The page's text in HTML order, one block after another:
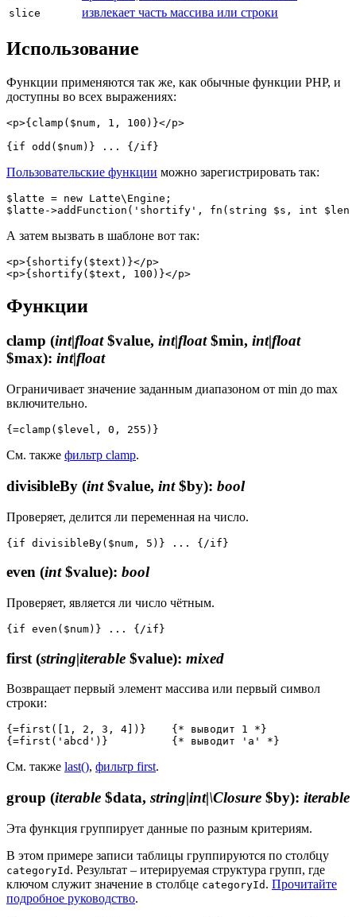
slice извлекает часть массива или строки
Использование
Функции применяются так же, как обычные функции PHP, и
доступны во всех выражениях:
<p>{clamp($num, 1, 100)}</p>
Пользовательские функции можно зарегистрировать так:
$latte = new Latte\Engine;
А затем вызвать в шаблоне вот так:
<p>{shortify($text)}</p>
Функции
clamp (int|float$value, int|float$min, int|float
$max): int|float
Ограничивает значение заданным диапазоном от min до max
включительно.
См. также фильтр clamp.
divisibleBy (int$value, int$by): bool
Проверяет, делится ли переменная на число.
even (int$value): bool
Проверяет, является ли число чётным.
first (string|iterable $value): mixed
Возвращает первый элемент массива или первый символ
строки:
{=first([1, 2, 3, 4])}    {* выводит 1 *}
См. также last(), фильтр first.
group (iterable $data, string|int|\Closure $by): iterable
Эта функция группирует данные по разным критериям.
В этом примере записи таблицы группируются по столбцу
categoryId . Результат – итерируемая структура групп, где
ключом служит значение в столбце categoryId . Прочитайте
подробное руководство.